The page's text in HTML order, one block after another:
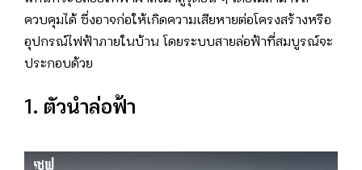
ควบคุมได้ ซึ่งอาจก่อให้เกิดความเสียหายต่อโครงสร้างหรือ
อุปกรณ์ไฟฟ้าภายในบ้าน โดยระบบสายล่อฟ้าที่สมบูรณ์จะ
ประกอบด้วย
1. ตัวนำล่อฟ้า